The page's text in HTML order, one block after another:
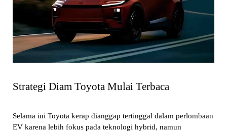
Strategi Diam Toyota Mulai Terbaca
Selama ini Toyota kerap dianggap tertinggal dalam perlombaan
EV karena lebih fokus pada teknologi hybrid, namun